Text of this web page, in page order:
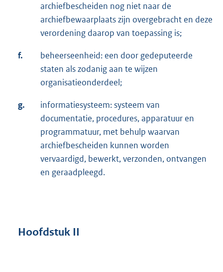
archiefbescheiden nog niet naar de
archiefbewaarplaats zijn overgebracht en deze
verordening daarop van toepassing is;
f.
beheerseenheid: een door gedeputeerde
staten als zodanig aan te wijzen
organisatieonderdeel;
g.
informatiesysteem: systeem van
documentatie, procedures, apparatuur en
programmatuur, met behulp waarvan
archiefbescheiden kunnen worden
vervaardigd, bewerkt, verzonden, ontvangen
en geraadpleegd.
Hoofdstuk II